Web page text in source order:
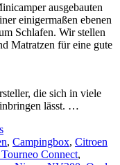
ausgebauten
einigermaßen ebenen
Schlafen. Wir stellen
Matratzen für eine gute
die sich in viele
lässt. …
, Campingbox, Citroen
Connect,